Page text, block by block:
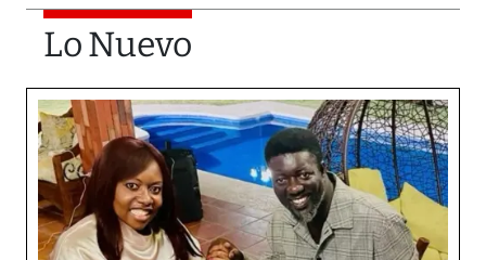
Lo Nuevo